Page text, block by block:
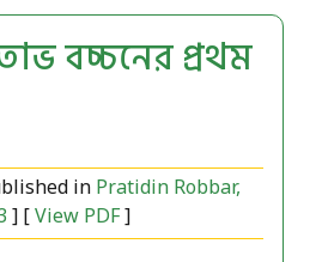
বচ্চনের প্রথম
in Pratidin Robbar,
] [View PDF]